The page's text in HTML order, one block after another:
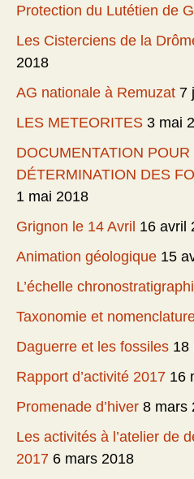
Protection du Lutétien de
Les Cisterciens de la
2018
AG nationale à Remuzat 7
LES METEORITES 3 mai
DOCUMENTATION POUR
DÉTERMINATION DES
1 mai 2018
Grignon le 14 Avril 16 avril
Animation géologique 15
L’échelle
Taxonomie et
Daguerre et les fossiles 18
Rapport d’activité 2017 16
Promenade d’hiver 8 mars
Les activités à l’atelier de
2017 6 mars 2018